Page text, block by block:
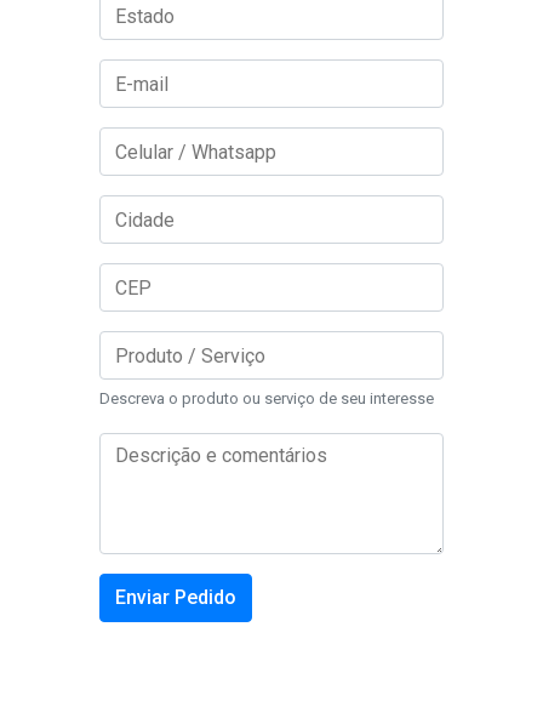
Descreva o produto ou serviço de seu interesse
Enviar Pedido